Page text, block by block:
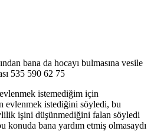
bana da hocayı bulmasına vesile
535 590 62 75
istemediğim için
evlenmek istediğini söyledi, bu
işini düşünmediğini falan söyledi
konuda bana yardım etmiş olmasaydı